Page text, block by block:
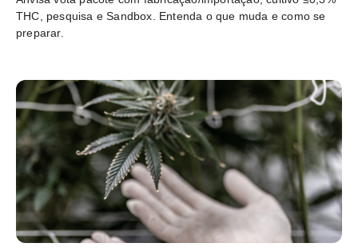
THC, pesquisa e Sandbox. Entenda o que muda e como se
preparar.